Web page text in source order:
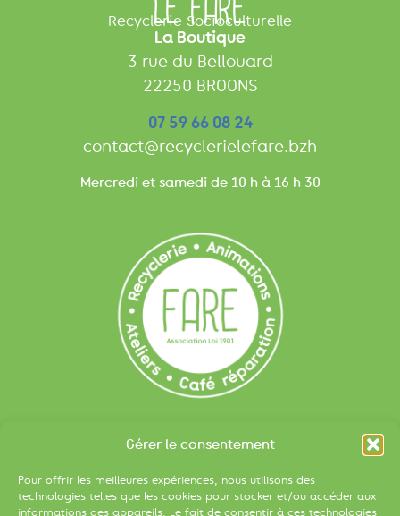
Gérer le consentement
Pour offrir les meilleures expériences, nous utilisons des
technologies telles que les cookies pour stocker et/ou accéder aux
informations des appareils. Le fait de consentir à ces technologies
LE FARE
Recyclerie Socioculturelle
La Boutique
3 rue du Bellouard
22250 BROONS
07 59 66 08 24
contact@recyclerielefare.bzh
Mercredi et samedi de 10 h à 16 h 30
Liens utiles
S’inscrire à la newsletter